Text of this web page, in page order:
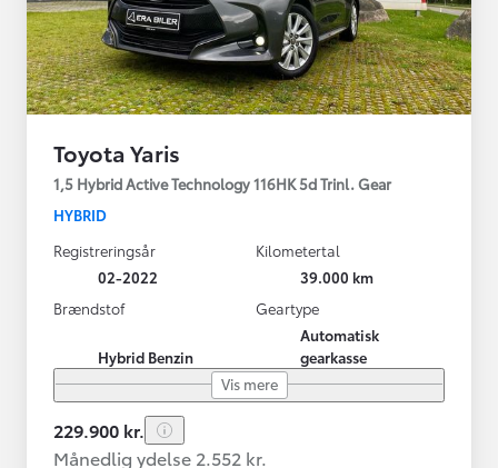
Toyota Yaris
1,5 Hybrid Active Technology 116HK 5d Trinl. Gear
HYBRID
Registreringsår
02-2022
Kilometertal
39.000 km
Brændstof
Hybrid Benzin
Geartype
Automatisk
gearkasse
Vis mere
229.900 kr.
Månedlig ydelse 2.552 kr.